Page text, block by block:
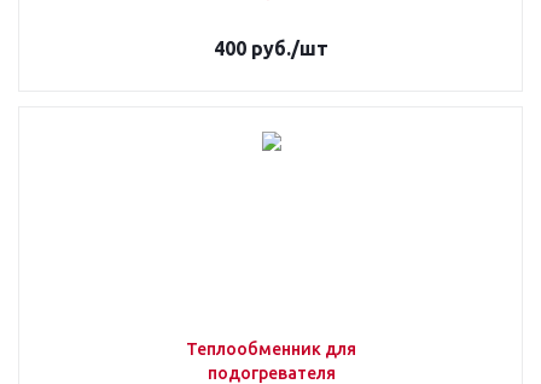
400 руб./шт
Теплообменник для
подогревателя